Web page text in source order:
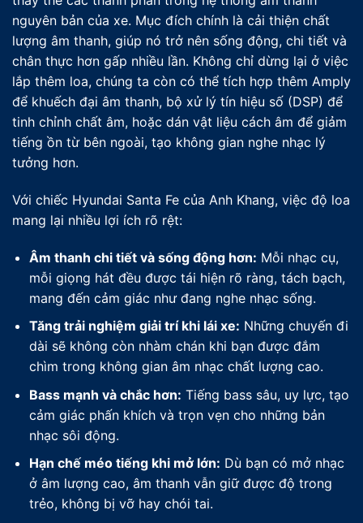
nguyên bản của xe. Mục đích chính là cải thiện chất
lượng âm thanh, giúp nó trở nên sống động, chi tiết và
chân thực hơn gấp nhiều lần. Không chỉ dừng lại ở việc
lắp thêm loa, chúng ta còn có thể tích hợp thêm Amply
để khuếch đại âm thanh, bộ xử lý tín hiệu số (DSP) để
tinh chỉnh chất âm, hoặc dán vật liệu cách âm để giảm
tiếng ồn từ bên ngoài, tạo không gian nghe nhạc lý
tưởng hơn.
Với chiếc Hyundai Santa Fe của Anh Khang, việc độ loa
mang lại nhiều lợi ích rõ rệt:
Âm thanh chi tiết và sống động hơn: Mỗi nhạc cụ,
mỗi giọng hát đều được tái hiện rõ ràng, tách bạch,
mang đến cảm giác như đang nghe nhạc sống.
Tăng trải nghiệm giải trí khi lái xe: Những chuyến đi
dài sẽ không còn nhàm chán khi bạn được đắm
chìm trong không gian âm nhạc chất lượng cao.
Bass mạnh và chắc hơn: Tiếng bass sâu, uy lực, tạo
cảm giác phấn khích và trọn vẹn cho những bản
nhạc sôi động.
Hạn chế méo tiếng khi mở lớn: Dù bạn có mở nhạc
ở âm lượng cao, âm thanh vẫn giữ được độ trong
trẻo, không bị vỡ hay chói tai.